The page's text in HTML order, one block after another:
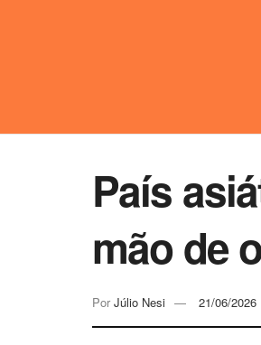
País
mão de
Por Júlio Nesi 21/06/2026